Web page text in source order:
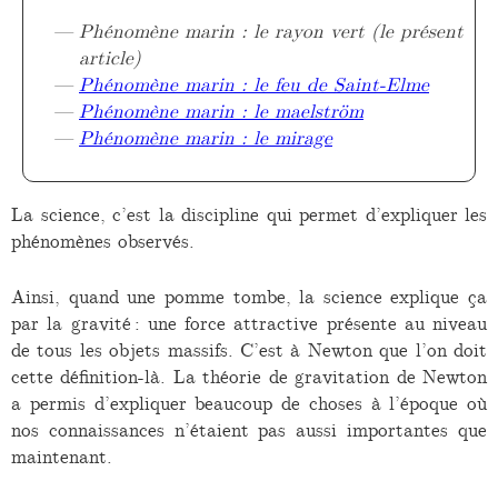
Phénomène marin : le rayon vert (le présent
article)
Phénomène marin : le feu de Saint-Elme
Phénomène marin : le maelström
Phénomène marin : le mirage
La science, c’est la discipline qui permet d’expliquer les
phénomènes observés.
Ainsi, quand une pomme tombe, la science explique ça
par la gravité : une force attractive présente au niveau
de tous les objets massifs. C’est à Newton que l’on doit
cette définition-là. La théorie de gravitation de Newton
a permis d’expliquer beaucoup de choses à l’époque où
nos connaissances n’étaient pas aussi importantes que
maintenant.